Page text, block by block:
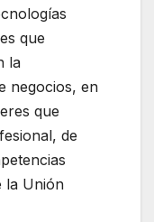
que
la
negocios, en
que
de
la Unión